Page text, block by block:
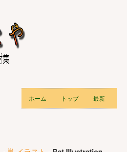
ホーム トップ 最新